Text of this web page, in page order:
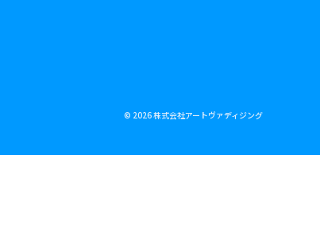
© 2026 株式会社アートヴァディジング